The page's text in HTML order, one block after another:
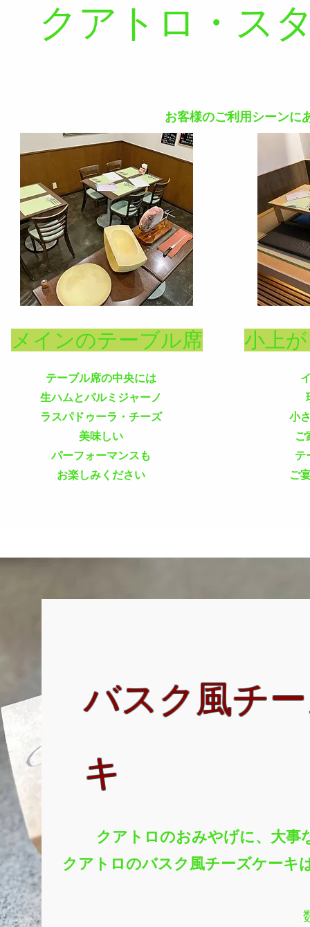
クアトロ・ス
お客様のご利用シーンに
メインのテーブル席
テーブル席の中央には
生ハムとパルミジャーノ
ラスパドゥーラ・チーズ
美味しい
パーフォーマンスも
​お楽しみください
小上
小
ご
テ
ご
バスク風チ
キ
クアトロのおみやげに、大事
クアトロのバスク風チーズケーキ